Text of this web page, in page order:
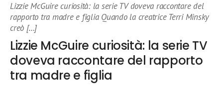
Lizzie McGuire curiosità: la serie TV doveva raccontare del
rapporto tra madre e figlia Quando la creatrice Terri Minsky
creò […]
Lizzie McGuire curiosità: la serie TV
doveva raccontare del rapporto
tra madre e figlia